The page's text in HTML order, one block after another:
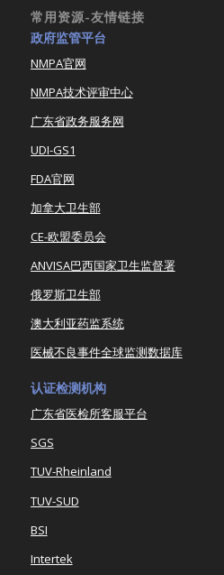
常用资源-友情链接
政府监管平台
NMPA官网
NMPA技术评审中心
广东省政务服务网
UDI-GS1
FDA官网
加拿大卫生部
CE-欧盟委员会
ANVISA巴西国家卫生监督署
俄罗斯卫生部
澳大利亚药监系统
医械不良事件全球监测数据库
认证检测机构
广东省医检所客服平台
SGS
TUV-Rheinland
TUV-SUD
BSI
Intertek